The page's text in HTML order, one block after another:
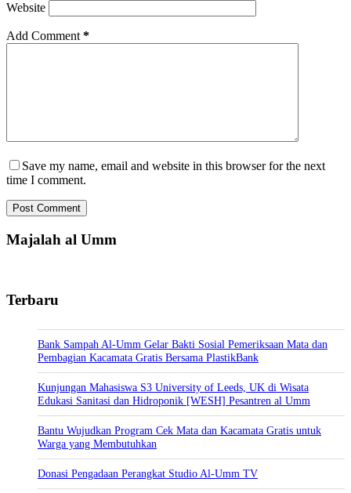
Website
Add Comment *
Save my name, email and website in this browser for the next
time I comment.
Post Comment
Majalah al Umm
Terbaru
Bank Sampah Al-Umm Gelar Bakti Sosial Pemeriksaan Mata dan
Pembagian Kacamata Gratis Bersama PlastikBank
Kunjungan Mahasiswa S3 University of Leeds, UK di Wisata
Edukasi Sanitasi dan Hidroponik [WESH] Pesantren al Umm
Bantu Wujudkan Program Cek Mata dan Kacamata Gratis untuk
Warga yang Membutuhkan
Donasi Pengadaan Perangkat Studio Al-Umm TV